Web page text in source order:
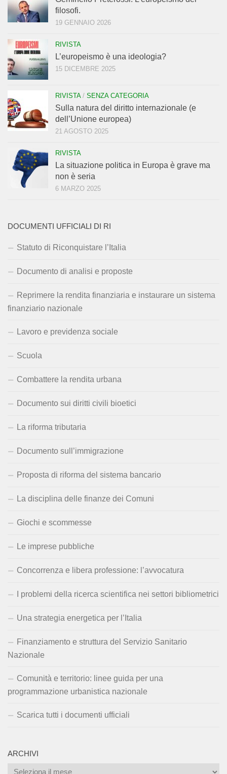
filosofi.
19 GENNAIO 2026
RIVISTA
L’europeismo è una ideologia?
15 DICEMBRE 2025
RIVISTA/ SENZA CATEGORIA
Sulla natura del diritto internazionale (e
dell’Unione europea)
21 AGOSTO 2025
RIVISTA
La situazione politica in Europa è grave ma
non è seria
6 MARZO 2025
DOCUMENTI UFFICIALI DI RI
Statuto di Riconquistare l’Italia
Documento di analisi e proposte
Reprimere la rendita finanziaria e instaurare un sistema
finanziario nazionale
Lavoro e previdenza sociale
Scuola
Combattere la rendita urbana
Documento sui diritti civili bioetici
La riforma tributaria
Documento sull’immigrazione
Proposta di riforma del sistema bancario
La disciplina delle finanze dei Comuni
Giochi e scommesse
Le imprese pubbliche
Concorrenza e libera professione: l’avvocatura
I problemi della ricerca scientifica nei settori bibliometrici
Una strategia energetica per l’Italia
Finanziamento e struttura del Servizio Sanitario
Nazionale
Comunità e territorio: linee guida per una
programmazione urbanistica nazionale
Scarica tutti i documenti ufficiali
ARCHIVI
Archivi